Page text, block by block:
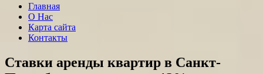
Главная
О Нас
Карта сайта
Контакты
Ставки аренды квартир в Санкт-